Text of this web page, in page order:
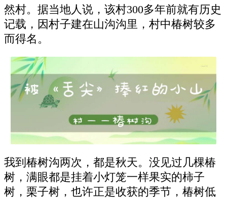
然村。据当地人说，该村300多年前就有历史
记载，因村子建在山沟沟里，村中椿树较多
而得名。
我到椿树沟两次，都是秋天。没见过几棵椿
树，满眼都是挂着小灯笼一样果实的柿子
树，栗子树，也许正是收获的季节，椿树低